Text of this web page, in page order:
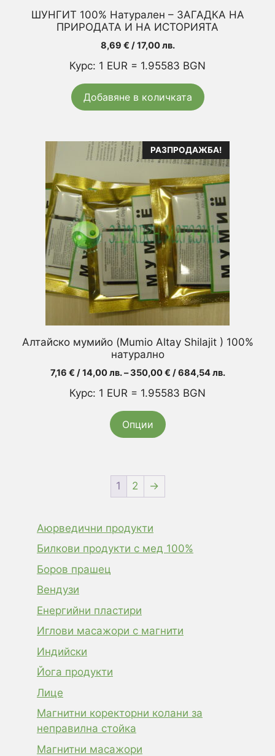
ШУНГИТ 100% Натурален – ЗАГАДКА НА
ПРИРОДАТА И НА ИСТОРИЯТА
8,69 € / 17,00 лв.
Курс: 1 EUR = 1.95583 BGN
Добавяне в количката
РАЗПРОДАЖБА!
Алтайско мумийо (Mumio Altay Shilajit ) 100%
натурално
7,16 € / 14,00 лв.–350,00€ / 684,54 лв.Price
Курс: 1 EUR = 1.95583 BGN
Опции
product
multiple
variants.
options
chosen
page
1 2 →
Аюрведични продукти
Билкови продукти с мед 100%
Боров прашец
Вендузи
Енергийни пластири
Иглови масажори с магнити
Индийски
Йога продукти
Лице
Магнитни коректорни колани за
неправилна стойка
Магнитни масажори